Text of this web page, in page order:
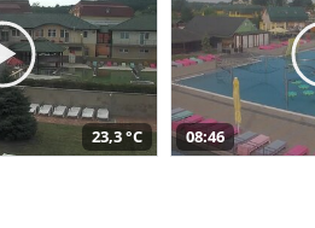
23,3 °C 08:46